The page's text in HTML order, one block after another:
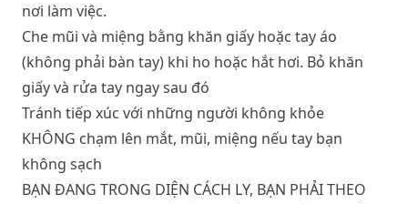
nơi làm việc.
Che mũi và miệng bằng khăn giấy hoặc tay áo
(không phải bàn tay) khi ho hoặc hắt hơi. Bỏ khăn
giấy và rửa tay ngay sau đó
Tránh tiếp xúc với những người không khỏe
KHÔNG chạm lên mắt, mũi, miệng nếu tay bạn
không sạch
BẠN ĐANG TRONG DIỆN CÁCH LY, BẠN PHẢI THEO